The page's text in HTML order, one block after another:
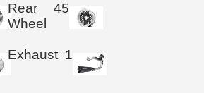
Rear
Wheel
45
Exhaust 1